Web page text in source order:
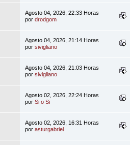
Agosto 04, 2026, 22:33 Horas
pordrodgom
Agosto 04, 2026, 21:14 Horas
porsivigliano
Agosto 04, 2026, 21:03 Horas
porsivigliano
Agosto 02, 2026, 22:24 Horas
porSi o Si
Agosto 02, 2026, 16:31 Horas
porasturgabriel